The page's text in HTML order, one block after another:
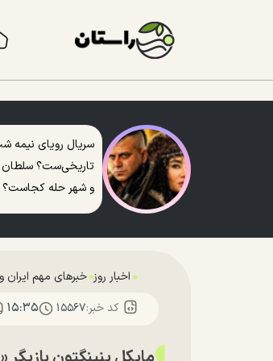
سریال رویای نیمه
تاریخی‌ست؟
و شهر حله کجاست؟
اخبار روز خبرهای مهم ایران
کد خبر:۱۵۵۶۷ ۱۵:۳۵